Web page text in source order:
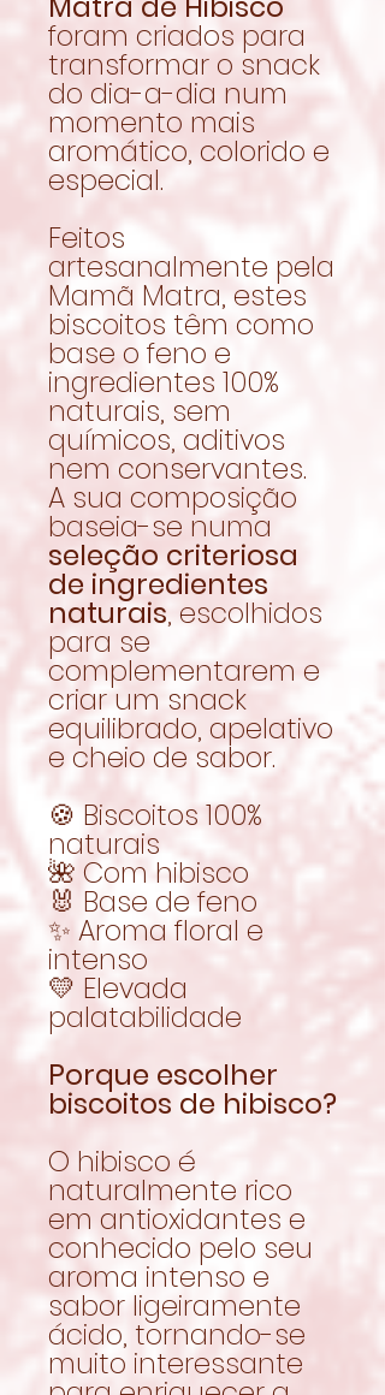
foram criados para
transformar o snack
do dia-a-dia num
momento mais
aromático, colorido e
especial.
Feitos
artesanalmente pela
Mamã Matra, estes
biscoitos têm como
base o feno e
ingredientes 100%
naturais, sem
químicos, aditivos
nem conservantes.
A sua composição
baseia-se numa
seleção criteriosa
de ingredientes
naturais, escolhidos
para se
complementarem e
criar um snack
equilibrado, apelativo
e cheio de sabor.
🍪 Biscoitos 100%
naturais
🌺 Com hibisco
🐰 Base de feno
✨ Aroma floral e
intenso
💛 Elevada
palatabilidade
Porque escolher
biscoitos de hibisco?
O hibisco é
naturalmente rico
em antioxidantes e
conhecido pelo seu
aroma intenso e
sabor ligeiramente
ácido, tornando-se
muito interessante